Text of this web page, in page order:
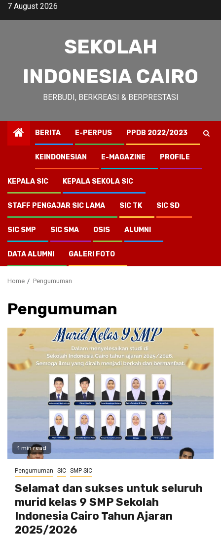
Skip7 August 2026
SEKOLAH
INDONESIA CAIRO
BERBUDI, BERKREASI & BERPRESTASI
BERITA E-PERPUS PPDB 2022/2023
KEINDONESIAN E-MAGAZINE PROFILE
KEPALA SIC KEPALA SEKOLA SIC
STAFF PENGAJAR SIC LAMA SIC TK SIC SD
SIC SMP SIC SMA OSIS ALUMNI
DATA ALUMNI GALERI FOTO
Home Pengumuman
Pengumuman
1 min read
Pengumuman SIC SMP SIC
Selamat dan sukses untuk seluruh
murid kelas 9 SMP Sekolah
Indonesia Cairo Tahun Ajaran
2025/2026